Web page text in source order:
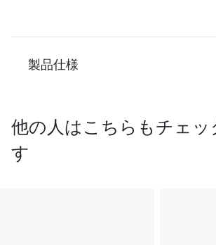
製品仕様
他の人はこちらもチェッ
す